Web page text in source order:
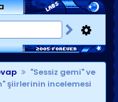
"Sessiz gemi" ve
şiirlerinin incelemesi